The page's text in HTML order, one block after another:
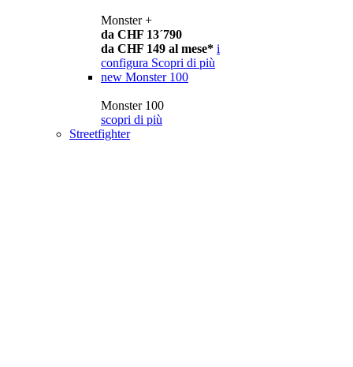
Monster +
da CHF 13´790
da CHF 149 al mese* i
configura Scopri di più
new Monster 100
Monster 100
scopri di più
Streetfighter